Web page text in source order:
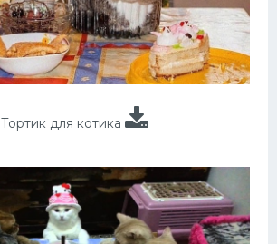
Тортик для котика